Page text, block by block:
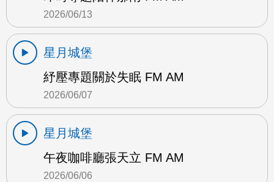
2026/06/13
星月城堡
紓壓專題關於失眠 FM AM
2026/06/07
星月城堡
午夜咖啡廳張天立 FM AM
2026/06/06